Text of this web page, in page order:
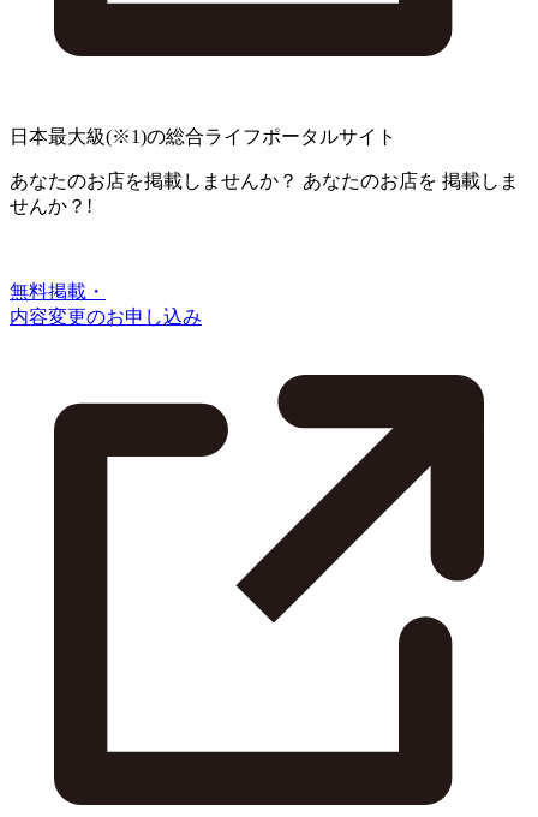
日本最大級(※1)の総合ライフポータルサイト
あなたのお店を掲載しませんか？ あなたのお店を 掲載しま
せんか？!
無料掲載・
内容変更のお申し込み